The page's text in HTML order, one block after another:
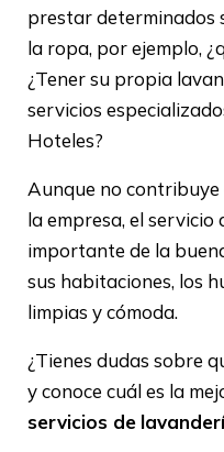
prestar determinados
la ropa, por ejemplo,
¿Tener su propia
servicios
Hoteles?
Aunque no contribuye
la empresa, el
importante de la
sus habitaciones, los
limpias y cómoda.
¿Tienes dudas sobre
y conoce cuál es la
servicios de